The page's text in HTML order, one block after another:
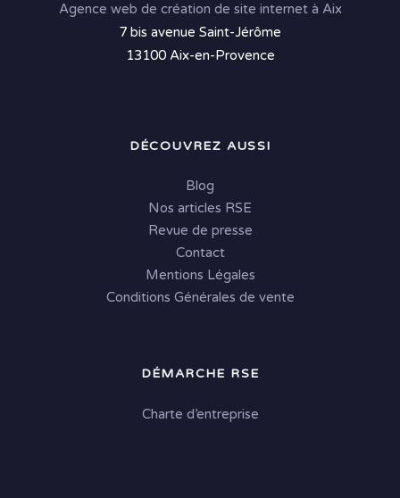
Agence web de création de site internet à Aix
7 bis avenue Saint-Jérôme
13100 Aix-en-Provence
DÉCOUVREZ AUSSI
Blog
Nos articles RSE
Revue de presse
Contact
Mentions Légales
Conditions Générales de vente
DÉMARCHE RSE
Charte d’entreprise